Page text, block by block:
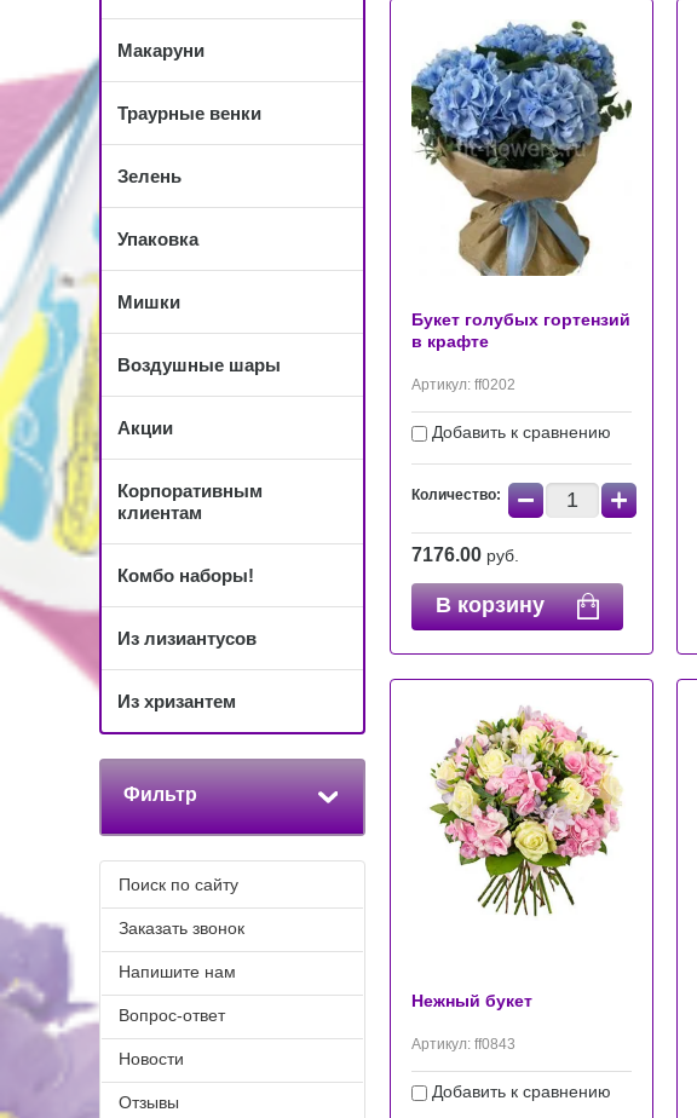
Букет голубых гортензий
в крафте
Артикул: ff0202
Добавить к сравнению
Количество: − +
7176.00 руб.
В корзину
Нежный букет
Артикул: ff0843
Добавить к сравнению
Макаруни
Траурные венки
Зелень
Упаковка
Мишки
Воздушные шары
Акции
Корпоративным
клиентам
Комбо наборы!
Из лизиантусов
Из хризантем
Фильтр
Поиск по сайту
Заказать звонок
Напишите нам
Вопрос-ответ
Новости
Отзывы